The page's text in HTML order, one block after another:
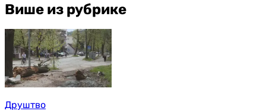
Више из рубрике
Друштво